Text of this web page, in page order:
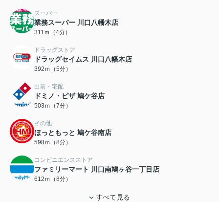
スーパー
業務スーパー 川口八幡木店
311ｍ（4分）
ドラッグストア
ドラッグセイムス 川口八幡木店
392ｍ（5分）
出前・宅配
ドミノ・ピザ 鳩ケ谷店
503ｍ（7分）
その他
ほっともっと 鳩ケ谷南店
598ｍ（8分）
コンビニエンスストア
ファミリーマート 川口南鳩ヶ谷一丁目店
612ｍ（8分）
すべて見る